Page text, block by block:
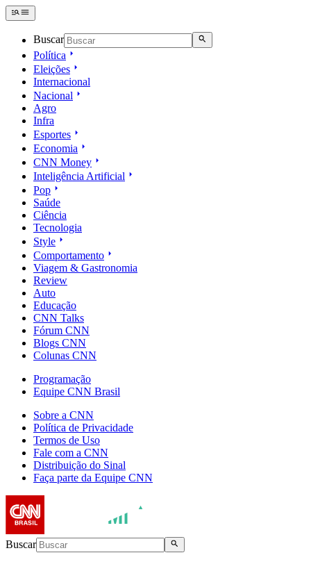
Buscar
Política
Eleições
Internacional
Nacional
Agro
Infra
Esportes
Economia
CNN Money
Inteligência Artificial
Pop
Saúde
Ciência
Tecnologia
Style
Comportamento
Viagem & Gastronomia
Review
Auto
Educação
CNN Talks
Fórum CNN
Blogs CNN
Colunas CNN
Programação
Equipe CNN Brasil
Sobre a CNN
Política de Privacidade
Termos de Uso
Fale com a CNN
Distribuição do Sinal
Faça parte da Equipe CNN
Buscar